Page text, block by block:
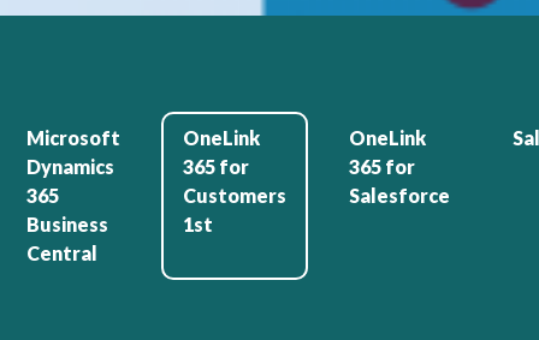
Microsoft
Dynamics
365
Business
Central
OneLink
365 for
Customers
1st
OneLink
365 for
Salesforce